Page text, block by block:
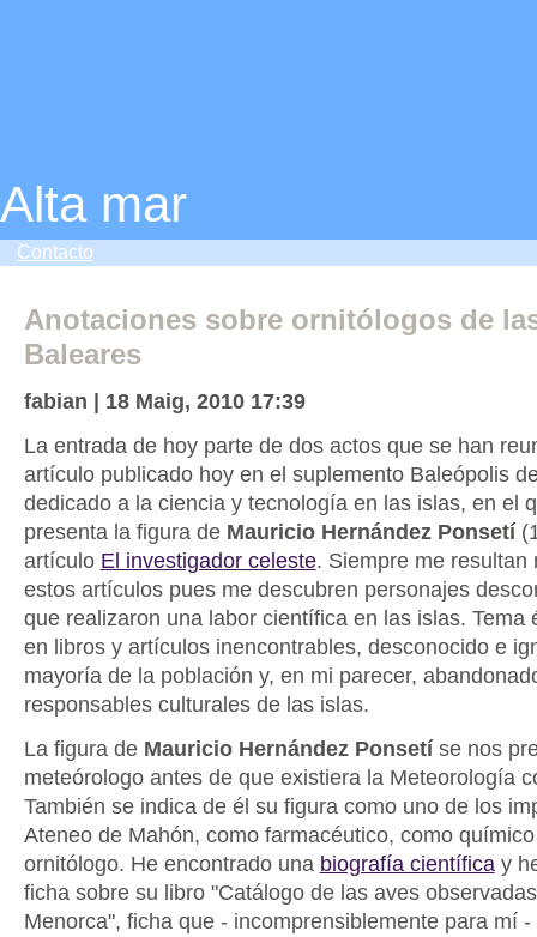
Alta mar
Contacto
Anotaciones sobre ornitólogos de
Baleares
fabian | 18 Maig, 2010 17:39
La entrada de hoy parte de dos actos que se han
artículo publicado hoy en el suplemento Baleópolis
dedicado a la ciencia y tecnología en las islas, en el
presenta la figura de Mauricio Hernández Ponsetí
artículo El investigador celeste. Siempre me resultan
estos artículos pues me descubren personajes
que realizaron una labor científica en las islas. Tema
en libros y artículos inencontrables, desconocido e
mayoría de la población y, en mi parecer,
responsables culturales de las islas.
La figura de Mauricio Hernández Ponsetíse nos
meteórologo antes de que existiera la Meteorología
También se indica de él su figura como uno de los
Ateneo de Mahón, como farmacéutico, como
ornitólogo. He encontrado una biografía científicay
ficha sobre su libro "Catálogo de las aves
Menorca", ficha que - incomprensiblemente para mí